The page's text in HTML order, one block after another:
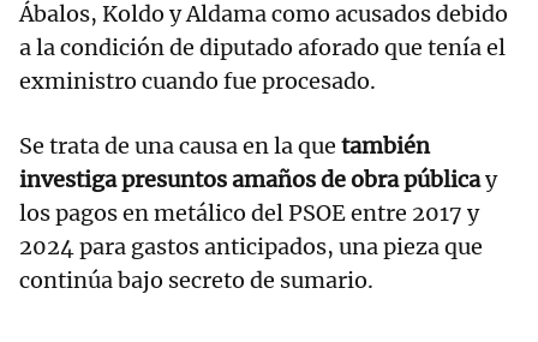
Ábalos, Koldo y Aldama como acusados debido
a la condición de diputado aforado que tenía el
exministro cuando fue procesado.
Se trata de una causa en la que también
investiga presuntos amaños de obra públicay
los pagos en metálico del PSOE entre 2017 y
2024 para gastos anticipados, una pieza que
continúa bajo secreto de sumario.